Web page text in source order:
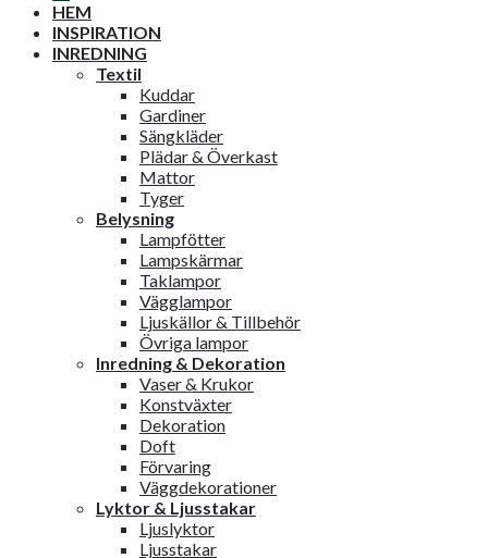
HEM
INSPIRATION
INREDNING
Textil
Kuddar
Gardiner
Sängkläder
Plädar & Överkast
Mattor
Tyger
Belysning
Lampfötter
Lampskärmar
Taklampor
Vägglampor
Ljuskällor & Tillbehör
Övriga lampor
Inredning & Dekoration
Vaser & Krukor
Konstväxter
Dekoration
Doft
Förvaring
Väggdekorationer
Lyktor & Ljusstakar
Ljuslyktor
Ljusstakar